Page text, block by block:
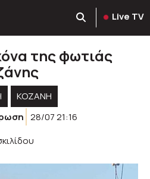
Live TV
της φωτιάς
KOZANH
28/07 21:16